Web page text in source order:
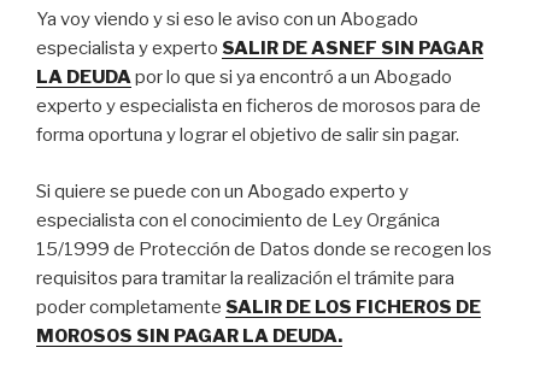
Ya voy viendo y si eso le aviso con un Abogado
especialista y experto SALIR DE ASNEF SIN PAGAR
LA DEUDApor lo que si ya encontró a un Abogado
experto y especialista en ficheros de morosos para de
forma oportuna y lograr el objetivo de salir sin pagar.
Si quiere se puede con un Abogado experto y
especialista con el conocimiento de Ley Orgánica
15/1999 de Protección de Datos donde se recogen los
requisitos para tramitar la realización el trámite para
poder completamente SALIR DE LOS FICHEROS DE
MOROSOS SIN PAGAR LA DEUDA.